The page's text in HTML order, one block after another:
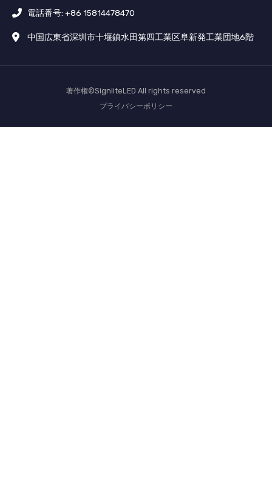
電話番号: +86 15814478470
中国広東省深圳市十堰鎮水田第四工業区阜新発工業団地6階
著作権©SignliteLED All rights reserved
プライバシーポリシー